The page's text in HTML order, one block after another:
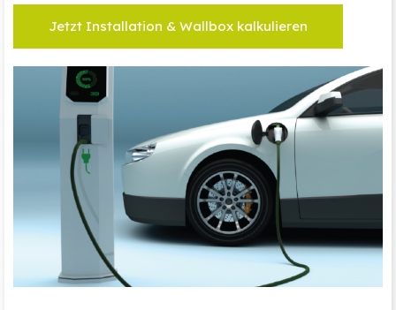
Jetzt Installation & Wallbox kalkulieren